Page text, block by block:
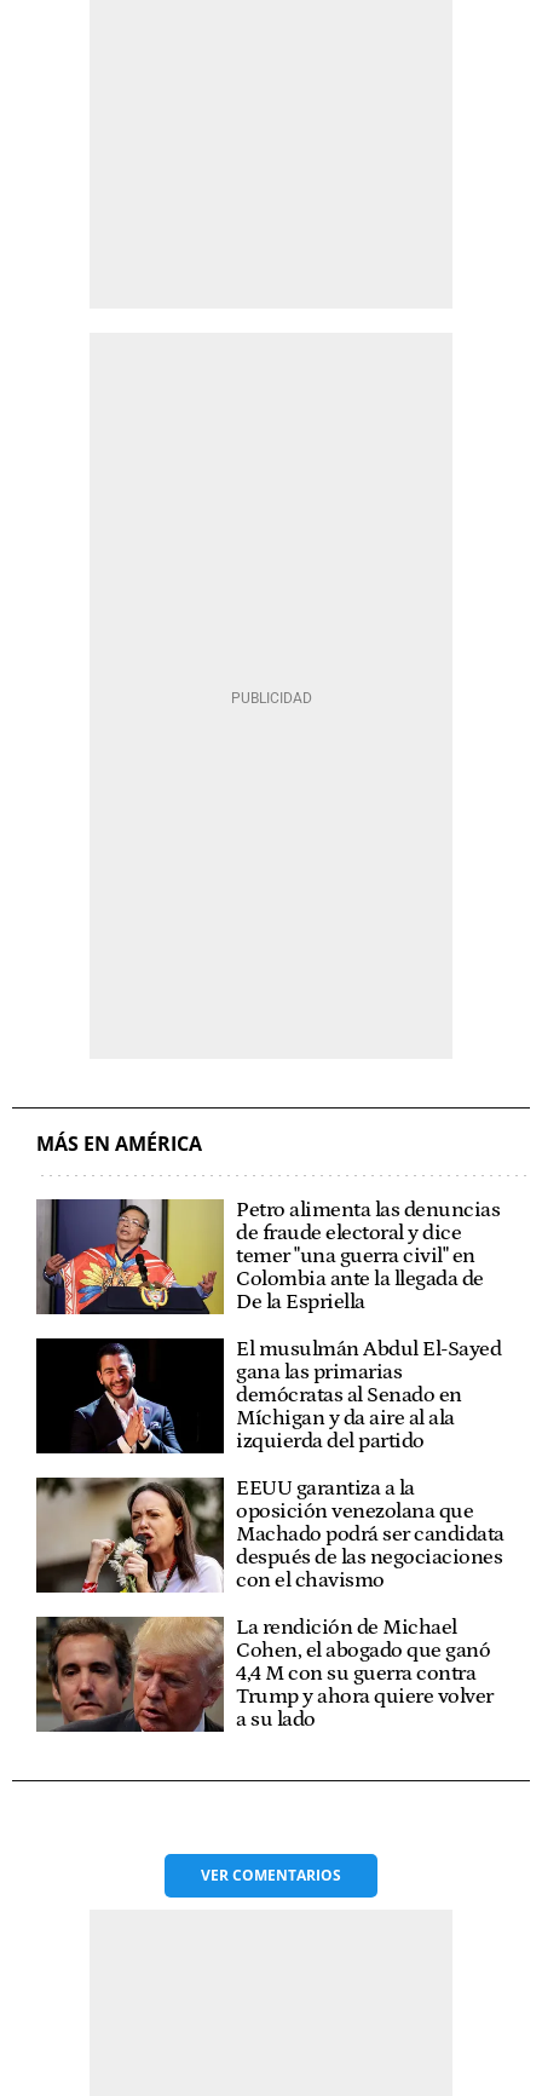
MÁS EN AMÉRICA
Petro alimenta las denuncias
de fraude electoral y dice
temer "una guerra civil" en
Colombia ante la llegada de
De la Espriella
El musulmán Abdul El-Sayed
gana las primarias
demócratas al Senado en
Míchigan y da aire al ala
izquierda del partido
EEUU garantiza a la
oposición venezolana que
Machado podrá ser candidata
después de las negociaciones
con el chavismo
La rendición de Michael
Cohen, el abogado que ganó
4,4 M con su guerra contra
Trump y ahora quiere volver
a su lado
VERCOMENTARIOS